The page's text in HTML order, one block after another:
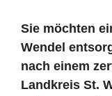
Sie möchten
Wendel
nach einem
Landkreis St.